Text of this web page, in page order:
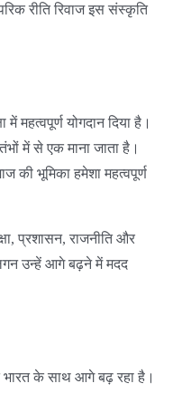
रीति रिवाज इस संस्कृति
महत्वपूर्ण योगदान दिया है।
में से एक माना जाता है।
की भूमिका हमेशा महत्वपूर्ण
प्रशासन, राजनीति और
उन्हें आगे बढ़ने में मदद
के साथ आगे बढ़ रहा है।